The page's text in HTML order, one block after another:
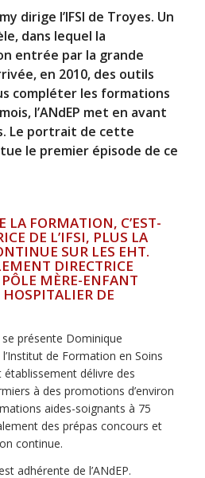
dirige l’IFSI de Troyes. Un
dans lequel la
entrée par la grande
en 2010, des outils
compléter les formations
l’ANdEP met en avant
Le portrait de cette
le premier épisode de ce
LA FORMATION, C’EST-
DE L’IFSI, PLUS LA
SUR LES EHT.
DIRECTRICE
MÈRE-ENFANT
HOSPITALIER DE
présente Dominique
de Formation en Soins
délivre des
à des promotions d’environ
aides-soignants à 75
des prépas concours et
continue.
adhérente de l’ANdEP.